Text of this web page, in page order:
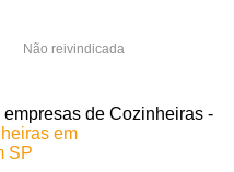
Não reivindicada
de Cozinheiras -
em
SP